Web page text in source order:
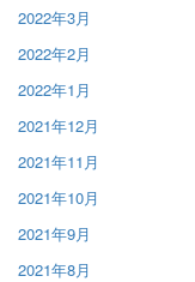
2022年3月
2022年2月
2022年1月
2021年12月
2021年11月
2021年10月
2021年9月
2021年8月